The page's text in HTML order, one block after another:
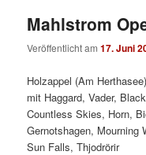
Mahlstrom
Veröffentlicht am17. Juni
Holzappel (Am
mit Haggard, Vader,
Countless Skies, Horn,
Gernotshagen, Mourning
Sun Falls, Thjodrörir